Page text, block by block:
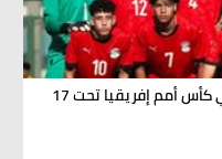
تشكيل منتخب مصر أمام المغرب في كأس أمم إفريقيا تحت 17